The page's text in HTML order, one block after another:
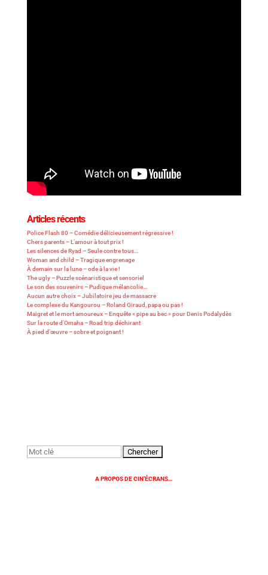
Articles récents
Police Flash 80 – Comédie délicieusement régressive !
Chers parents – L’amour à tout prix !
Les silences de Ryad – Seule contre tous…
Woman and child – Tragique engrenage
À demain sur la lune – ode à la vie !
The ugly – Puzzle scénaristique et sensoriel
Le son des souvenirs – Pudique mélancolie…
Aucun autre choix – Jubilatoire jeu de massacre
Le complexe du Kangourou – Roland Giraud, papa ou pas !
Maigret et le mort amoureux – Enquête « pipe au bec » pour Denis Podalydès
Sur la route d’Omaha – Road trip déchirant
À pied d’œuvre – sobre et poignant !
Rechercher:
A PROPOS DE CIN’ÉCRANS…